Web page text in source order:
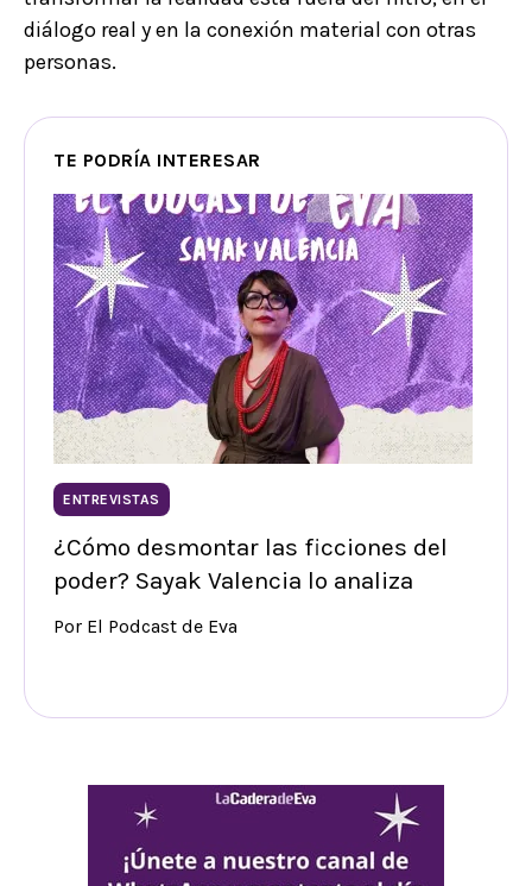
diálogo real y en la conexión material con otras
personas.
TE PODRÍA INTERESAR
ENTREVISTAS
¿Cómo desmontar las ficciones del
poder? Sayak Valencia lo analiza
Por El Podcast de Eva